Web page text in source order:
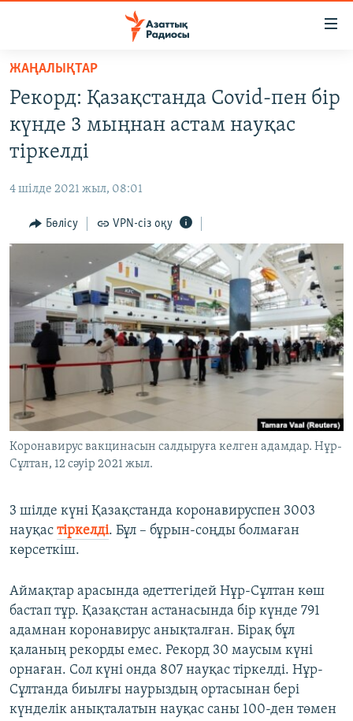
Skip
main
content
Skip
main
to
САЯСАТ
AZATTYQTV
АДАМ ҚҰҚЫҚТАРЫ
ӘЛЕУМЕТ
АРНАЙЫ ЖОБАЛАР
Русский
ЖАЗЫЛЫҢЫЗ
Басқа тілдерде
ЖАҢАЛЫҚТАР
Рекорд: Қазақстанда Covid-пен бір
күнде 3 мыңнан астам науқас
тіркелді
4 шілде 2021 жыл, 08:01
Бөлісу VPN-сіз оқу
Коронавирус вакцинасын салдыруға келген адамдар. Нұр-
Сұлтан, 12 сәуір 2021 жыл.
3 шілде күні Қазақстанда коронавируспен 3003
науқас тіркелді. Бұл – бұрын-соңды болмаған
көрсеткіш.
Аймақтар арасында әдеттегідей Нұр-Сұлтан көш
бастап тұр. Қазақстан астанасында бір күнде 791
адамнан коронавирус анықталған. Бірақ бұл
қаланың рекорды емес. Рекорд 30 маусым күні
орнаған. Сол күні онда 807 науқас тіркелді. Нұр-
Сұлтанда биылғы наурыздың ортасынан бері
күнделік анықталатын науқас саны 100-ден төмен